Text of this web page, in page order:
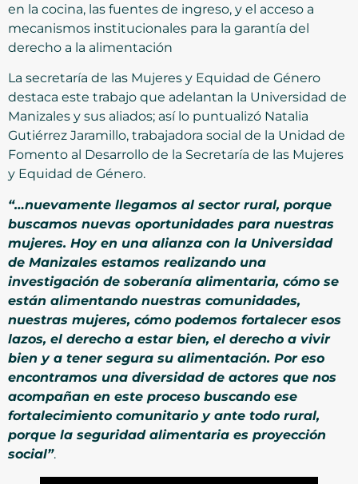
en la cocina, las fuentes de ingreso, y el acceso a
mecanismos institucionales para la garantía del
derecho a la alimentación
La secretaría de las Mujeres y Equidad de Género
destaca este trabajo que adelantan la Universidad de
Manizales y sus aliados; así lo puntualizó Natalia
Gutiérrez Jaramillo, trabajadora social de la Unidad de
Fomento al Desarrollo de la Secretaría de las Mujeres
y Equidad de Género.
“…nuevamente llegamos al sector rural, porque
buscamos nuevas oportunidades para nuestras
mujeres. Hoy en una alianza con la Universidad
de Manizales estamos realizando una
investigación de soberanía alimentaria, cómo se
están alimentando nuestras comunidades,
nuestras mujeres, cómo podemos fortalecer esos
lazos, el derecho a estar bien, el derecho a vivir
bien y a tener segura su alimentación. Por eso
encontramos una diversidad de actores que nos
acompañan en este proceso buscando ese
fortalecimiento comunitario y ante todo rural,
porque la seguridad alimentaria es proyección
social”.